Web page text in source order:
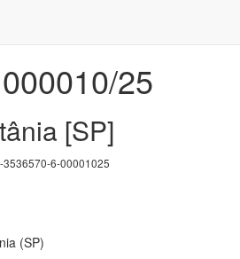
25
[SP]
3536570-6-00001025
(SP)